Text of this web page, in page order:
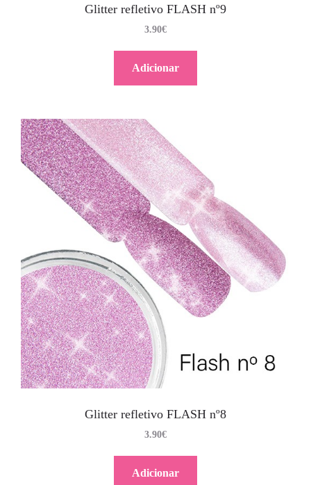
Glitter refletivo FLASH nº9
3.90€
Adicionar
Glitter refletivo FLASH nº8
3.90€
Adicionar